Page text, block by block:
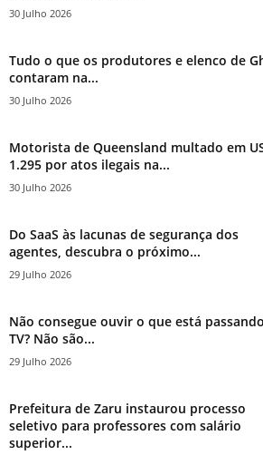
30 Julho 2026
Tudo o que os produtores e elenco de
contaram na...
30 Julho 2026
Motorista de Queensland multado em
1.295 por atos ilegais na...
30 Julho 2026
Do SaaS às lacunas de segurança dos
agentes, descubra o próximo...
29 Julho 2026
Não consegue ouvir o que está
TV? Não são...
29 Julho 2026
Prefeitura de Zaru instaurou processo
seletivo para professores com salário
superior...